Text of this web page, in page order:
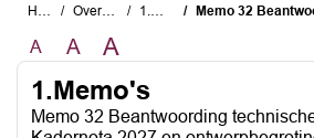
Home Overzichten 1.Memo's Memo 32 Beantwoording technische vragen m.b.t.
A A A
1.Memo's
Memo 32 Beantwoording